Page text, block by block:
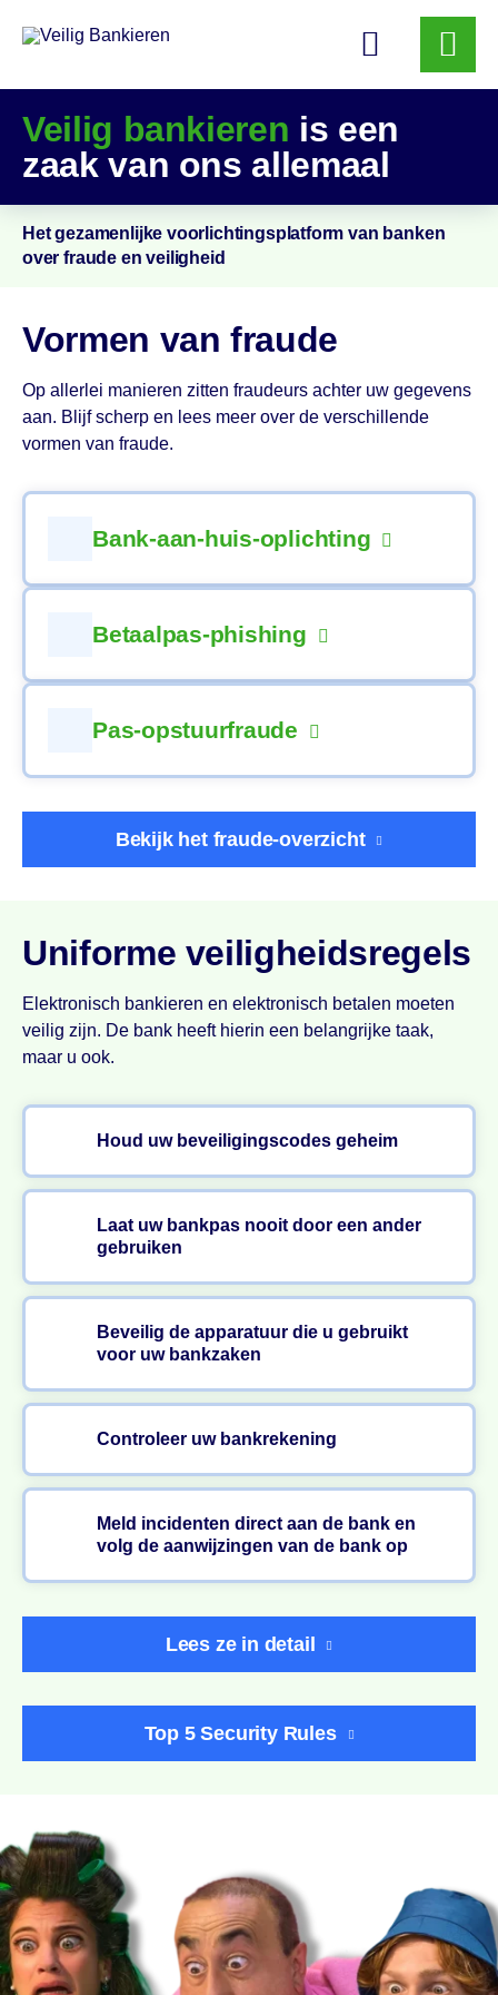
Veilig
Bankieren
Veilig bankieren is een
zaak van ons allemaal
Het gezamenlijke voorlichtings­platform van banken
over fraude en veiligheid
Vormen van fraude
Op allerlei manieren zitten fraudeurs achter uw gegevens
aan. Blijf scherp en lees meer over de verschillende
vormen van fraude.
Bank-aan-huis-oplichting
Wat is bank-aan-huis-oplichting? Een oplichter belt u en doet
Betaalpas-phishing
Wat is betaalpas-phishing? Al langere tijd proberen criminelen
Pas-opstuurfraude
Bekijk het fraude-overzicht
Uniforme veiligheidsregels
Elektronisch bankieren en elektronisch betalen moeten
veilig zijn. De bank heeft hierin een belangrijke taak,
maar u ook.
Houd uw beveiligingscodes geheim
Laat uw bankpas nooit door een ander
gebruiken
Beveilig de apparatuur die u gebruikt
voor uw bankzaken
Controleer uw bankrekening
Meld incidenten direct aan de bank en
volg de aanwijzingen van de bank op
Lees ze in detail
Top 5 Security Rules